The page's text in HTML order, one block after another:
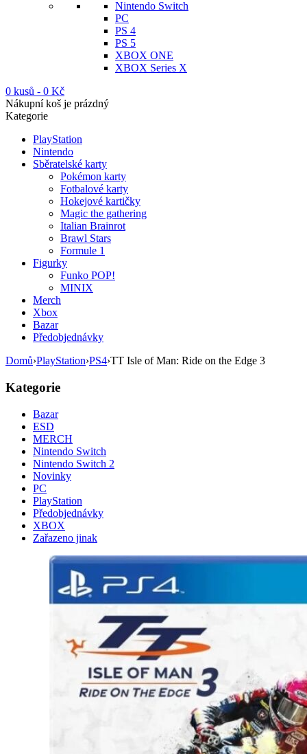
Nintendo Switch
PC
PS 4
PS 5
XBOX ONE
XBOX Series X
0 kusů - 0 Kč
Nákupní koš je prázdný
Kategorie
PlayStation
Nintendo
Sběratelské karty
Pokémon karty
Fotbalové karty
Hokejové kartičky
Magic the gathering
Italian Brainrot
Brawl Stars
Formule 1
Figurky
Funko POP!
MINIX
Merch
Xbox
Bazar
Předobjednávky
Domů›PlayStation›PS4›TT Isle of Man: Ride on the Edge 3
Kategorie
Bazar
ESD
MERCH
Nintendo Switch
Nintendo Switch 2
Novinky
PC
PlayStation
Předobjednávky
XBOX
Zařazeno jinak